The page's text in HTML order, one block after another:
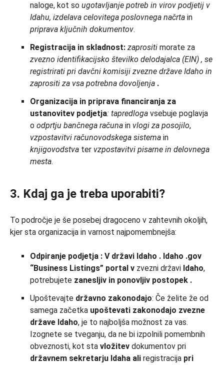
naloge, kot so ugotavljanje potreb in virov podjetij v
Idahu, izdelava celovitega poslovnega načrta in
priprava ključnih dokumentov.
Registracija in skladnost: zaprositi morate za
zvezno identifikacijsko številko delodajalca (EIN) , se
registrirati pri davčni komisiji zvezne države Idaho in
zaprositi za vsa potrebna dovoljenja .
Organizacija in priprava financiranja za
ustanovitev podjetja: tapredloga vsebuje poglavja
o odprtju bančnega računa in vlogi za posojilo,
vzpostavitvi računovodskega sistema in
knjigovodstva ter vzpostavitvi pisarne in delovnega
mesta.
3. Kdaj ga je treba uporabiti?
To področje je še posebej dragoceno v zahtevnih okoljih,
kjer sta organizacija in varnost najpomembnejša:
Odpiranje podjetja : V državi Idaho . Idaho .gov
“Business Listings” portal v zvezni državi Idaho,
potrebujete zanesljiv in ponovljiv postopek .
Upoštevajte državno zakonodajo: Če želite že od
samega začetka upoštevati zakonodajo zvezne
države Idaho, je to najboljša možnost za vas.
Izognete se tveganju, da ne bi izpolnili pomembnih
obveznosti, kot sta vložitev dokumentov pri
državnem sekretarju Idaha ali registracija pri